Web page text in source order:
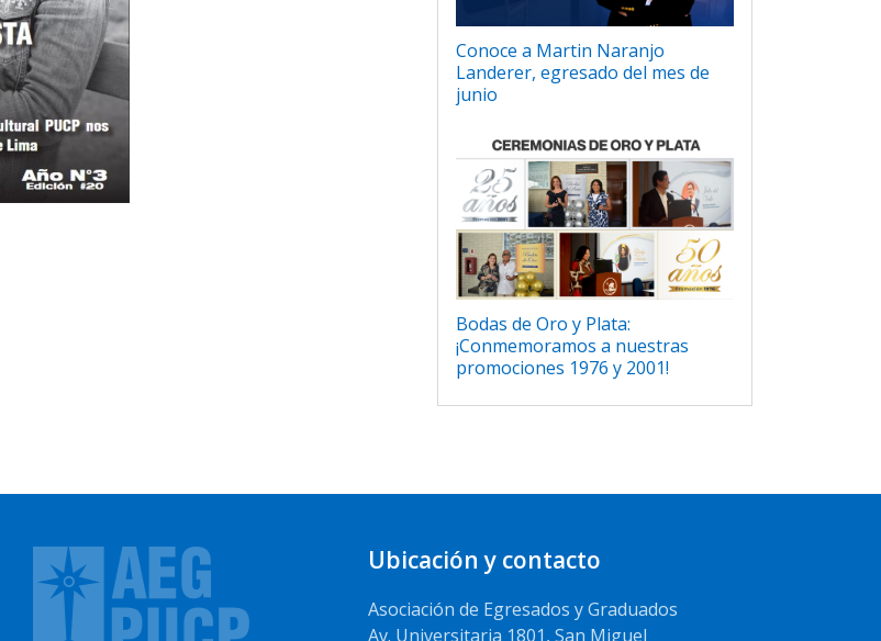
Conoce a Martin Naranjo
Landerer, egresado del mes de
junio
Bodas de Oro y Plata:
¡Conmemoramos a nuestras
promociones 1976 y 2001!
Ubicación y contacto
Asociación de Egresados y Graduados
Av. Universitaria 1801, San Miguel